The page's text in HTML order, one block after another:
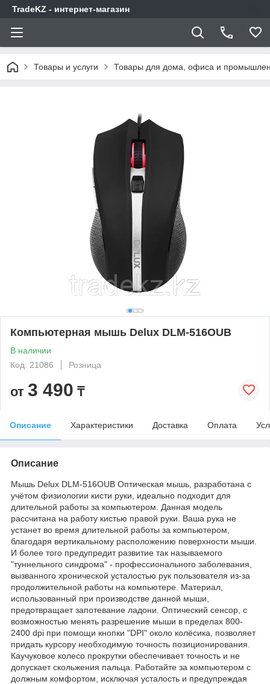
TradeKZ - интернет-магазин
Товары и услуги Товары для дома, офиса и
Компьютерная мышь Delux DLM-516OUB
В наличии
Код: 21086
Розница
от 3 490 ₸
Описание Характеристики Доставка Оплата
Описание
Мышь Delux DLM-516OUB Оптическая мышь, разработана с
учётом физиологии кисти руки, идеально подходит для
длительной работы за компьютером. Данная модель
рассчитана на работу кистью правой руки. Ваша рука не
устанет во время длительной работы за компьютером,
благодаря вертикальному расположению поверхности мыши.
И более того предупредит развитие так называемого
"туннельного синдрома" - профессионального заболевания,
вызванного хронической усталостью рук пользователя из-за
продолжительной работы на компьютере. Материал,
использованный при производстве данной мыши,
предотвращает запотевание ладони. Оптический сенсор, с
возможностью менять разрешение мыши в пределах 800-
2400 dpi при помощи кнопки "DPI" около колёсика, позволяет
придать курсору необходимую точность позиционирования.
Каучуковое колесо прокрутки обеспечивает точность и не
допускает скольжения пальца. Работайте за компьютером с
должным комфортом, исключая усталость и предупреждая